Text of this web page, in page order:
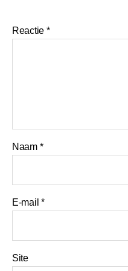
Reactie *
Naam *
E-mail*
Site